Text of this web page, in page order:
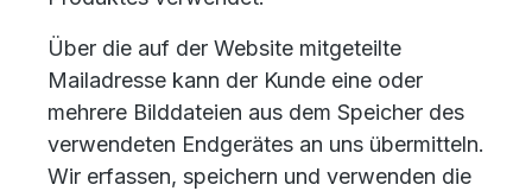
Über die auf der Website mitgeteilte
Mailadresse kann der Kunde eine oder
mehrere Bilddateien aus dem Speicher des
verwendeten Endgerätes an uns übermitteln.
Wir erfassen, speichern und verwenden die